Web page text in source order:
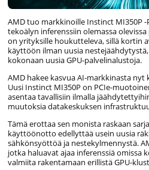
AMD tuo markkinoille Instinct MI350P
tekoälyn inferenssiin olemassa
on yrityksille houkutteleva, sillä kortin
käyttöön ilman uusia
kokonaan uusia GPU-palvelinalustoja.
AMD hakee kasvua AI-markkinasta
Uusi Instinct MI350P on PCIe-
asentaa tavallisiin ilmalla
muutoksia datakeskuksen
Tämä erottaa sen monista raskaan
käyttöönotto edellyttää usein uusia
sähkönsyöttöä ja nestekylmennystä.
jotka haluavat ajaa inferenssiä omissa
valmiita rakentamaan erillistä GPU-